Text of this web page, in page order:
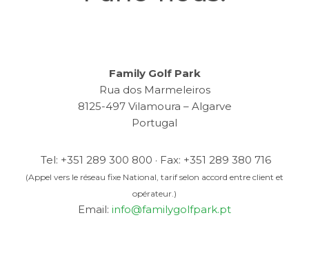
Family Golf Park
Rua dos Marmeleiros
8125-497 Vilamoura – Algarve
Portugal
Tel: +351 289 300 800 · Fax: +351 289 380 716
(Appel vers le réseau fixe National, tarif selon accord entre client et
opérateur.)
Email: info@familygolfpark.pt